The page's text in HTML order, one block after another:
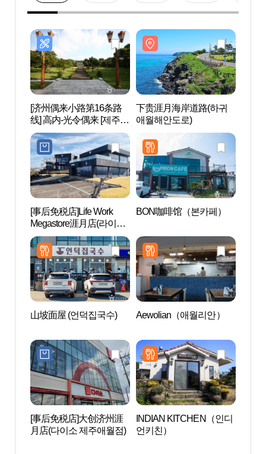
[济州偶来小路第16条路
线] 高内-光令偶来 [제주올
레 16코스] 고내-광령 올레
下贵涯月海岸道路(하귀
애월해안도로)
[事后免税店]Life Work
Megastore涯月店(라이프
워크 메가스토어 애월점)
BON咖啡馆（본카페）
山坡面屋 (언덕집국수) Aewolian（애월리안）
[事后免税店]大创济州涯
月店(다이소 제주애월점)
INDIAN KITCHEN（인디
언키친）